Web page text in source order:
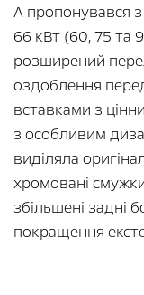
A пропонувався
66 кВт (60, 75 та
розширений
оздоблення
вставками з
з особливим
виділяла
хромовані
збільшені задні
покращення